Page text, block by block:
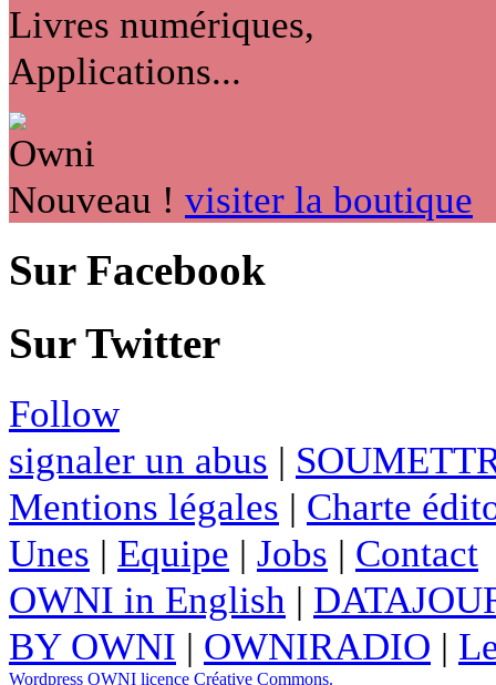
Livres numériques,
Applications...
Nouveau ! visiter la boutique
Sur Facebook
Sur Twitter
Follow
signaler un abus |
Mentions légales | Charte
Unes | Equipe | Jobs | Contact
OWNI in English |
BY OWNI | OWNIRADIO |
Wordpress OWNI licence Créative Commons.